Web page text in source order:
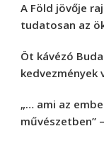
A Föld jövője
tudatosan az
Öt kávézó
kedvezmények
„… ami az
művészetben”